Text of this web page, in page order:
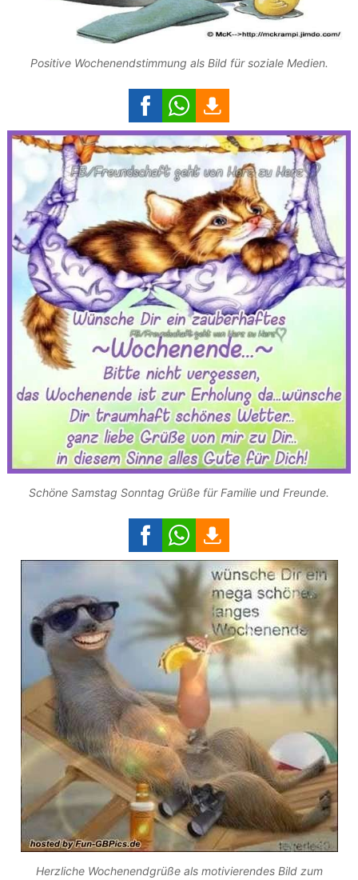
Positive Wochenendstimmung als Bild für soziale Medien.
Schöne Samstag Sonntag Grüße für Familie und Freunde.
Herzliche Wochenendgrüße als motivierendes Bild zum